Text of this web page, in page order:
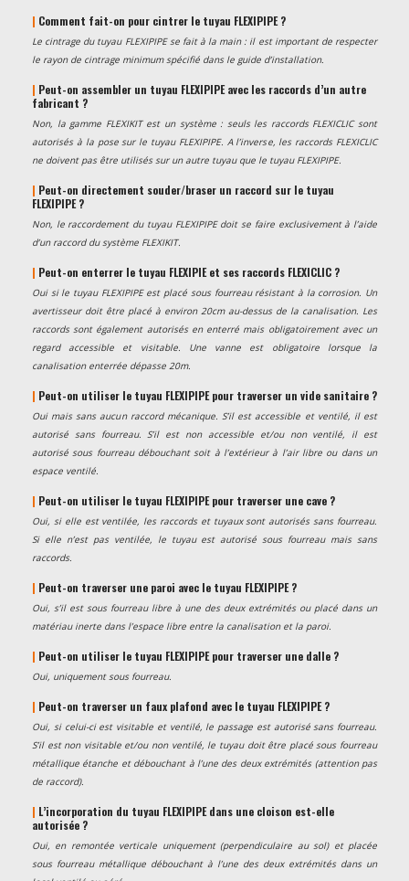
| Comment fait-on pour cintrer le tuyau FLEXIPIPE ?
Le cintrage du tuyau FLEXIPIPE se fait à la main : il est important de respecter
le rayon de cintrage minimum spécifié dans le guide d’installation.
| Peut-on assembler un tuyau FLEXIPIPE avec les raccords d’un autre
fabricant ?
Non, la gamme FLEXIKIT est un système : seuls les raccords FLEXICLIC sont
autorisés à la pose sur le tuyau FLEXIPIPE. A l’inverse, les raccords FLEXICLIC
ne doivent pas être utilisés sur un autre tuyau que le tuyau FLEXIPIPE.
| Peut-on directement souder/braser un raccord sur le tuyau
FLEXIPIPE ?
Non, le raccordement du tuyau FLEXIPIPE doit se faire exclusivement à l’aide
d’un raccord du système FLEXIKIT.
| Peut-on enterrer le tuyau FLEXIPIE et ses raccords FLEXICLIC ?
Oui si le tuyau FLEXIPIPE est placé sous fourreau résistant à la corrosion. Un
avertisseur doit être placé à environ 20cm au-dessus de la canalisation. Les
raccords sont également autorisés en enterré mais obligatoirement avec un
regard accessible et visitable. Une vanne est obligatoire lorsque la
canalisation enterrée dépasse 20m.
| Peut-on utiliser le tuyau FLEXIPIPE pour traverser un vide sanitaire ?
Oui mais sans aucun raccord mécanique. S’il est accessible et ventilé, il est
autorisé sans fourreau. S’il est non accessible et/ou non ventilé, il est
autorisé sous fourreau débouchant soit à l’extérieur à l’air libre ou dans un
espace ventilé.
| Peut-on utiliser le tuyau FLEXIPIPE pour traverser une cave ?
Oui, si elle est ventilée, les raccords et tuyaux sont autorisés sans fourreau.
Si elle n’est pas ventilée, le tuyau est autorisé sous fourreau mais sans
raccords.
| Peut-on traverser une paroi avec le tuyau FLEXIPIPE ?
Oui, s’il est sous fourreau libre à une des deux extrémités ou placé dans un
matériau inerte dans l’espace libre entre la canalisation et la paroi.
| Peut-on utiliser le tuyau FLEXIPIPE pour traverser une dalle ?
Oui, uniquement sous fourreau.
| Peut-on traverser un faux plafond avec le tuyau FLEXIPIPE ?
Oui, si celui-ci est visitable et ventilé, le passage est autorisé sans fourreau.
S’il est non visitable et/ou non ventilé, le tuyau doit être placé sous fourreau
métallique étanche et débouchant à l’une des deux extrémités (attention pas
de raccord).
| L’incorporation du tuyau FLEXIPIPE dans une cloison est-elle
autorisée ?
Oui, en remontée verticale uniquement (perpendiculaire au sol) et placée
sous fourreau métallique débouchant à l’une des deux extrémités dans un